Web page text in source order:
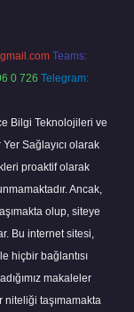
Teams:
0 726 Telegram:
Bilgi Teknolojileri ve
Sağlayıcı olarak
proaktif olarak
Ancak,
olup, siteye
Bu internet sitesi,
hiçbir bağlantısı
makaleler
niteliği taşımamakta